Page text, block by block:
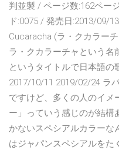
判並製 / ページ数:162ペー
ド:0075 / 発売日:2013/09/
Cucaracha (ラ・クカラー
ラ・クカラーチャという名
というタイトルで日本語
2017/10/11 2019/02/24 ラ
ですけど、多くの人のイメ
ー」っていう感じのが結構
かないスペシアルカラーな
はジャパンスペシアルをた